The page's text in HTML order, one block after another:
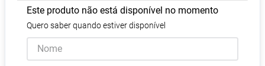
Este produto não está disponível no momento
Quero saber quando estiver disponível
9º Vitamina D
10º Soro Fisiológico